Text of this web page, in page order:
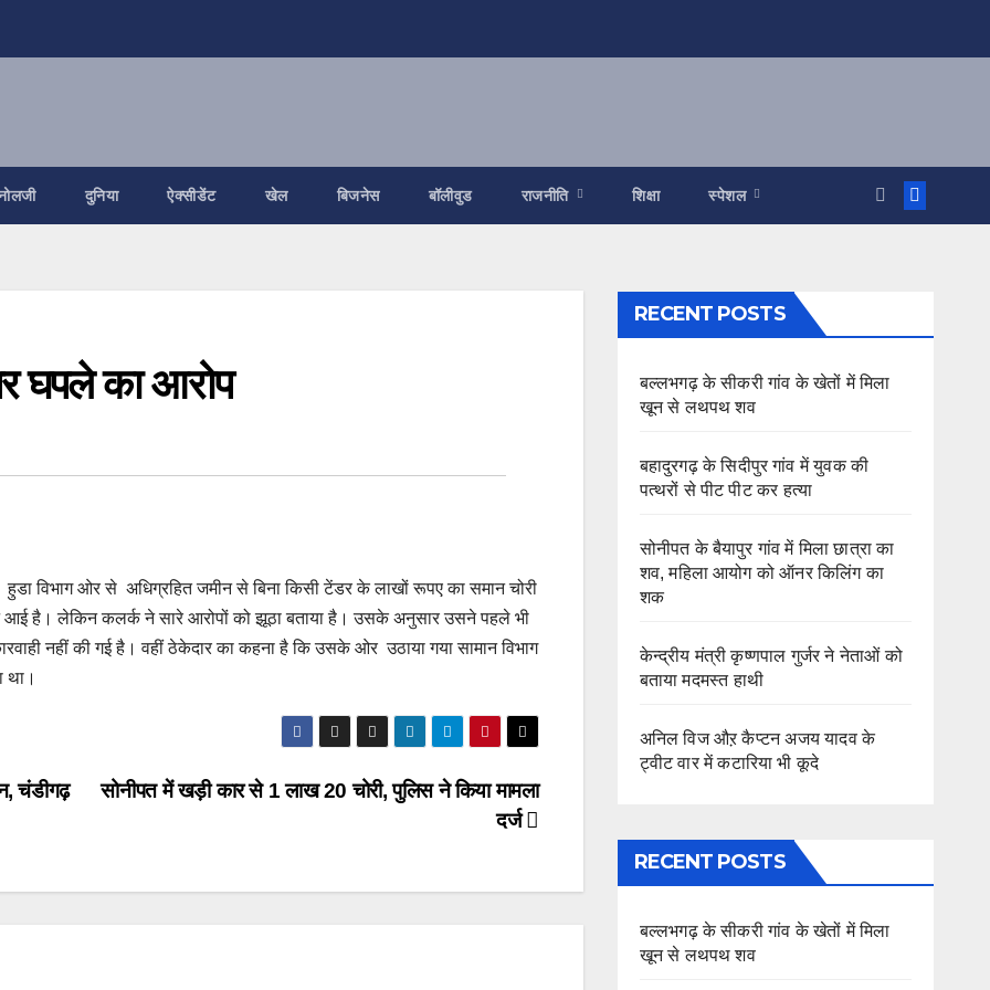
दुनिया ऐक्सीडेंट खेल बिजनेस बॉलीवुड राजनीति शिक्षा स्पेशल
घपले का आरोप
विभाग ओर से अधिग्रहित जमीन से बिना किसी टेंडर के लाखों रूपए का समान चोरी
आई है। लेकिन कलर्क ने सारे आरोपों को झूठा बताया है। उसके अनुसार उसने पहले भी
नहीं की गई है। वहीं ठेकेदार का कहना है कि उसके ओर उठाया गया सामान विभाग
था।
सोनीपत में खड़ी कार से 1 लाख 20 चोरी, पुलिस ने किया मामला
दर्ज
चंडीगढ़
RECENT POSTS
बल्लभगढ़ के सीकरी गांव के खेतों में मिला
खून से लथपथ शव
बहादुरगढ़ के सिदीपुर गांव में युवक की
पत्थरों से पीट पीट कर हत्या
सोनीपत के बैयापुर गांव में मिला छात्रा का
शव, महिला आयोग को ऑनर किलिंग का
शक
केन्द्रीय मंत्री कृष्णपाल गुर्जर ने नेताओं को
बताया मदमस्त हाथी
अनिल विज औऱ कैप्टन अजय यादव के
ट्वीट वार में कटारिया भी कूदे
RECENT POSTS
बल्लभगढ़ के सीकरी गांव के खेतों में मिला
खून से लथपथ शव